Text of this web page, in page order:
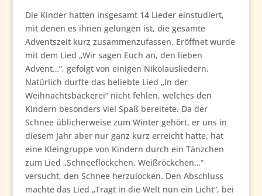
Die Kinder hatten insgesamt 14 Lieder einstudiert,
mit denen es ihnen gelungen ist, die gesamte
Adventszeit kurz zusammenzufassen. Eröffnet wurde
mit dem Lied „Wir sagen Euch an, den lieben
Advent…“, gefolgt von einigen Nikolausliedern.
Natürlich durfte das beliebte Lied „In der
Weihnachtsbäckerei“ nicht fehlen, welches den
Kindern besonders viel Spaß bereitete. Da der
Schnee üblicherweise zum Winter gehört, er uns in
diesem Jahr aber nur ganz kurz erreicht hatte, hat
eine Kleingruppe von Kindern durch ein Tänzchen
zum Lied „Schneeflöckchen, Weißröckchen…“
versucht, den Schnee herzulocken. Den Abschluss
machte das Lied „Tragt in die Welt nun ein Licht“, bei